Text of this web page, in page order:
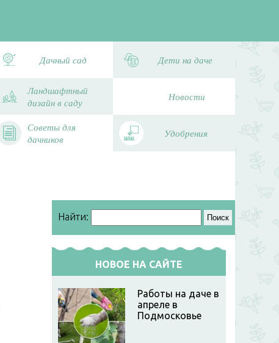
Дачный сад Дети на даче
Ландшафтный
дизайн в саду
Новости
Советы для
дачников
Удобрения
Найти:
НОВОЕ НА САЙТЕ
Работы на даче в
апреле в
Подмосковье